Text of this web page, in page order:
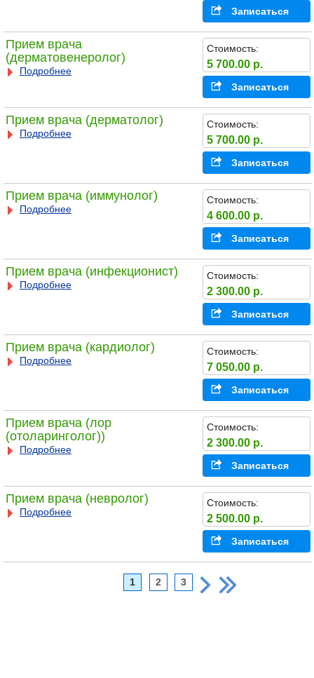
Записаться
Прием врача
(дерматовенеролог)
Подробнее
Стоимость:
5 700.00 р.
Записаться
Прием врача (дерматолог)
Подробнее
Стоимость:
5 700.00 р.
Записаться
Прием врача (иммунолог)
Подробнее
Стоимость:
4 600.00 р.
Записаться
Прием врача (инфекционист)
Подробнее
Стоимость:
2 300.00 р.
Записаться
Прием врача (кардиолог)
Подробнее
Стоимость:
7 050.00 р.
Записаться
Прием врача (лор
(отоларинголог))
Подробнее
Стоимость:
2 300.00 р.
Записаться
Прием врача (невролог)
Подробнее
Стоимость:
2 500.00 р.
Записаться
1 2 3